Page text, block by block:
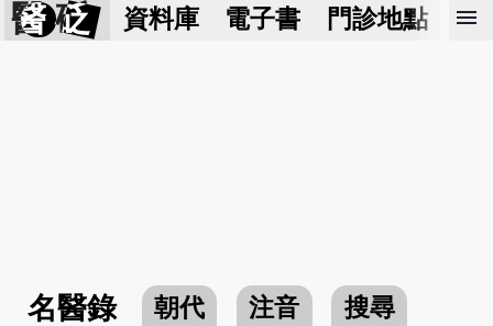
醫 砭 資料庫 電子書 門診地點 預
menu
名醫錄 朝代 注音
搜尋